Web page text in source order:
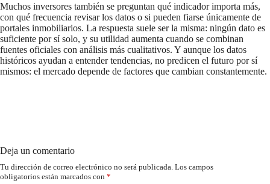
Muchos inversores también se preguntan qué indicador importa más,
con qué frecuencia revisar los datos o si pueden fiarse únicamente de
portales inmobiliarios. La respuesta suele ser la misma: ningún dato es
suficiente por sí solo, y su utilidad aumenta cuando se combinan
fuentes oficiales con análisis más cualitativos. Y aunque los datos
históricos ayudan a entender tendencias, no predicen el futuro por sí
mismos: el mercado depende de factores que cambian constantemente.
Deja un comentario
Tu dirección de correo electrónico no será publicada. Los campos
obligatorios están marcados con *